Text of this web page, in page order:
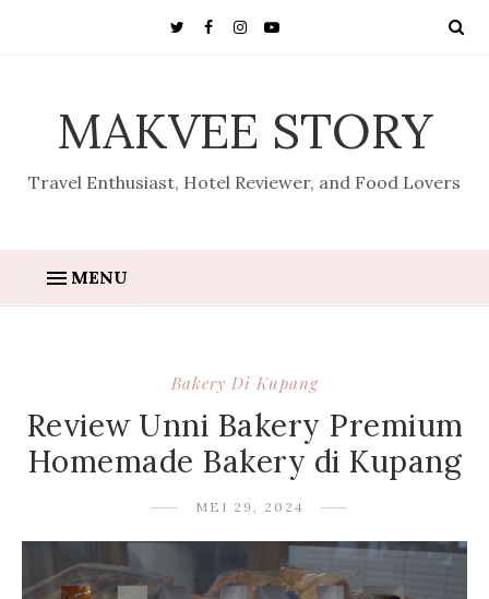
MAKVEE STORY
Travel Enthusiast, Hotel Reviewer, and Food Lovers
MENU
Bakery Di Kupang
Review Unni Bakery Premium
Homemade Bakery di Kupang
MEI 29, 2024